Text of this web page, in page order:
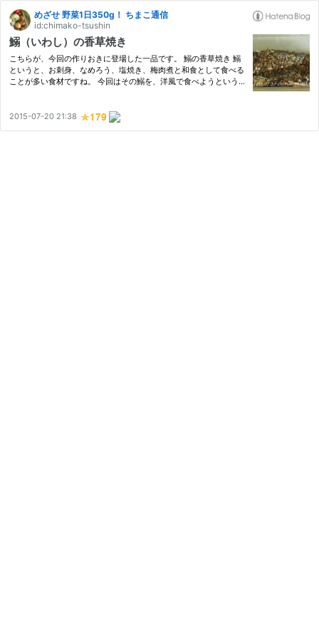
めざせ 野菜1日350g！ ちまこ通信
id:chimako-tsushin
鰯（いわし）の香草焼き
こちらが、今回の作りおきに登場した一品です。 鰯の香草焼き 鰯
というと、お刺身、なめろう、塩焼き、梅肉煮と和食として食べる
ことが多い食材ですね。 今回はその鰯を、洋風で食べようという
敬…
2015-07-20 21:38